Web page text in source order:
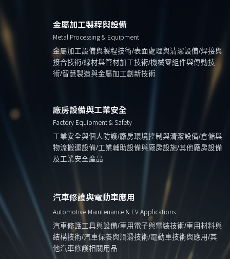
金屬加工製程與設備
Metal Processing & Equipment
金屬加工設備與製程技術/表面處理與清潔設備/焊接與
接合技術/線材與管材加工技術/機械零組件與傳動技
術/智慧製造與金屬加工創新技術
廠房設備與工業安全
Factory Equipment & Safety
工業安全與個人防護/廠房環境控制與清潔設備/倉儲與
物流搬運設備/工業輔助設備與廠房設施/其他廠房設備
及工業安全產品
汽車修護與電動車應用
Automotive Maintenance & EV Applications
汽車修護工具與設備/車用電子與電裝技術/車用材料與
結構技術/汽車保養與潤滑技術/電動車技術與應用/其
他汽車修護相關用品